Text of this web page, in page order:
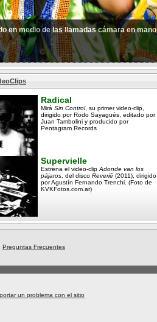
en medio de las llamadas cámara en mano
Radical
Mirá Sin Control, su primer video-clip,
dirigido por Rodo Sayagués, editado por
Juan Tambolini y producido por
Pentagram Records
Supervielle
Estrena el video-clip Adonde van los
pájaros , del disco Reveriê (2011), dirigido
por Agustín Fernando Trenchi. (Foto de
KVKFotos.com.ar)
Preguntas Frecuentes
un problema con el sitio